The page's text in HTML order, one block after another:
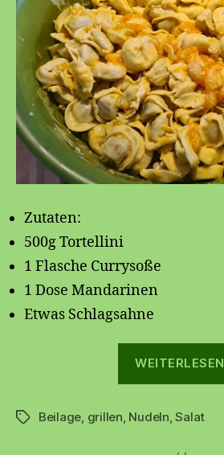
Zutaten:
500g Tortellini
1 Flasche Currysoße
1 Dose Mandarinen
Etwas Schlagsahne
WEITERLESEN
Schlagwörter
Beilage, grillen, Nudeln,Salat